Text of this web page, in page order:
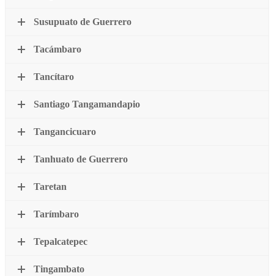
Susupuato de Guerrero
Tacámbaro
Tancítaro
Santiago Tangamandapio
Tangancicuaro
Tanhuato de Guerrero
Taretan
Tarímbaro
Tepalcatepec
Tingambato